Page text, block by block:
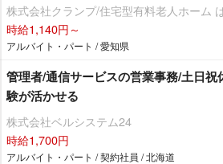
株式会社クランプ/住宅型有料老人ホーム
時給1,140円～
アルバイト・パート / 愛知県
管理者/通信サービスの営業事務/土日
験が活かせる
株式会社ベルシステム24
時給1,700円
アルバイト・パート / 契約社員 / 北海道